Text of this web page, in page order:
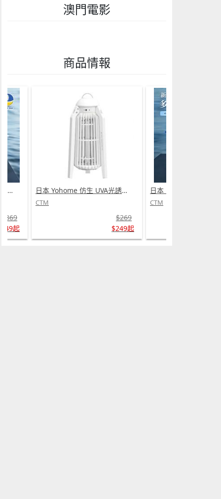
澳門電影
商品情報
日本 Yohome 仿生 UVA光誘電觸滅可放掛立有線無線兩用光感滅蚊機 PRO 2.0 (需訂貨)
$269
$249起
日本 DEAR.MIN 雲感多重軟芯柔托緩壓Peace柔眠枕 (需訂貨)
CTM
$369
$349起
CTM